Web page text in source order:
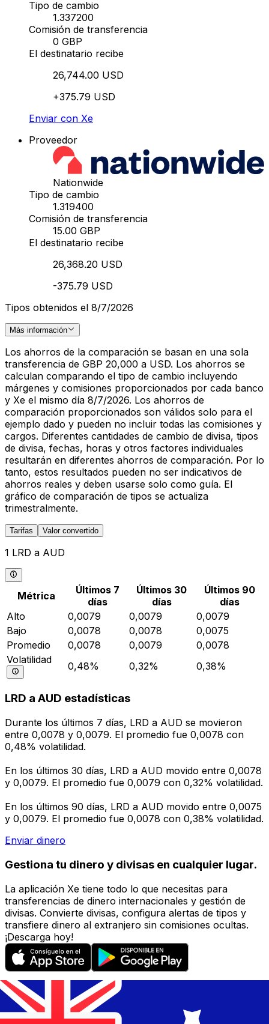
Tipo de cambio
1.337200
Comisión de transferencia
0 GBP
El destinatario recibe
26,744.00 USD
+375.79 USD
Enviar con Xe
Proveedor
Nationwide
Tipo de cambio
1.319400
Comisión de transferencia
15.00 GBP
El destinatario recibe
26,368.20 USD
-375.79 USD
Tipos obtenidos el 8/7/2026
Más información
Los ahorros de la comparación se basan en una sola
transferencia de GBP 20,000 a USD. Los ahorros se
calculan comparando el tipo de cambio incluyendo
márgenes y comisiones proporcionados por cada banco
y Xe el mismo día 8/7/2026. Los ahorros de
comparación proporcionados son válidos solo para el
ejemplo dado y pueden no incluir todas las comisiones y
cargos. Diferentes cantidades de cambio de divisa, tipos
de divisa, fechas, horas y otros factores individuales
resultarán en diferentes ahorros de comparación. Por lo
tanto, estos resultados pueden no ser indicativos de
ahorros reales y deben usarse solo como guía. El
gráfico de comparación de tipos se actualiza
trimestralmente.
Tarifas Valor convertido
1 LRD a AUD
Métrica
Últimos 7
días
Últimos 30
días
Últimos 90
días
Alto
0,0079 0,0079
0,0079
Bajo
0,0078 0,0078
0,0075
Promedio
0,0078 0,0079
0,0078
Volatilidad
0,48% 0,32% 0,38%
LRD a AUD estadísticas
Durante los últimos 7 días, LRD a AUD se movieron
entre 0,0078 y 0,0079. El promedio fue 0,0078 con
0,48% volatilidad.
En los últimos 30 días, LRD a AUD movido entre 0,0078
y 0,0079. El promedio fue 0,0079 con 0,32% volatilidad.
En los últimos 90 días, LRD a AUD movido entre 0,0075
y 0,0079. El promedio fue 0,0078 con 0,38% volatilidad.
Enviar dinero
Gestiona tu dinero y divisas en cualquier lugar.
La aplicación Xe tiene todo lo que necesitas para
transferencias de dinero internacionales y gestión de
divisas. Convierte divisas, configura alertas de tipos y
transfiere dinero al extranjero sin comisiones ocultas.
¡Descarga hoy!